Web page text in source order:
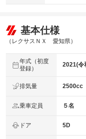
基本仕様
（レクサスＮＸ 愛知県）
年式（初度
登録）
2021(令
排気量 2500cc
乗車定員 ５名
ドア 5D